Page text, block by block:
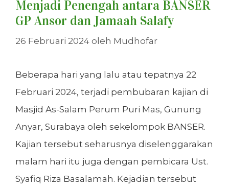
Menjadi Penengah antara BANSER
GP Ansor dan Jamaah Salafy
26 Februari 2024 oleh Mudhofar
Beberapa hari yang lalu atau tepatnya 22
Februari 2024, terjadi pembubaran kajian di
Masjid As-Salam Perum Puri Mas, Gunung
Anyar, Surabaya oleh sekelompok BANSER.
Kajian tersebut seharusnya diselenggarakan
malam hari itu juga dengan pembicara Ust.
Syafiq Riza Basalamah. Kejadian tersebut